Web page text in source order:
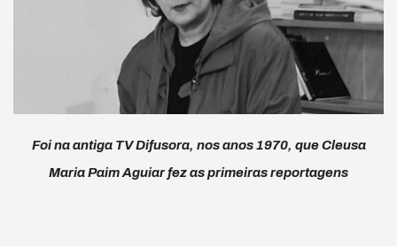
Foi na antiga TV Difusora, nos anos 1970, que Cleusa
Maria Paim Aguiar fez as primeiras reportagens